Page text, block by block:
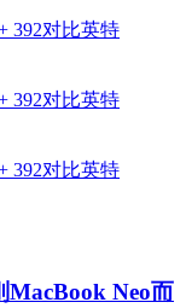
MacBook Neo而